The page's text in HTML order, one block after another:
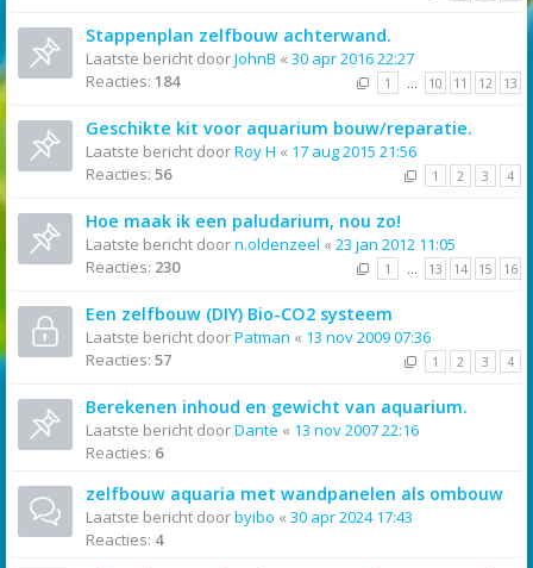
Stappenplan zelfbouw achterwand.
Laatste bericht doorJohnB « 30 apr 2016 22:27
Reacties: 184 1 … 10 11 12 13
Geschikte kit voor aquarium bouw/reparatie.
Laatste bericht doorRoy H « 17 aug 2015 21:56
Reacties: 56 1 2 3 4
Hoe maak ik een paludarium, nou zo!
Laatste bericht doorn.oldenzeel « 23 jan 2012 11:05
Reacties: 230 1 … 13 14 15 16
Een zelfbouw (DIY) Bio-CO2 systeem
Laatste bericht doorPatman « 13 nov 2009 07:36
Reacties: 57 1 2 3 4
Berekenen inhoud en gewicht van aquarium.
Laatste bericht doorDante « 13 nov 2007 22:16
Reacties: 6
zelfbouw aquaria met wandpanelen als ombouw
Laatste bericht doorbyibo « 30 apr 2024 17:43
Reacties: 4